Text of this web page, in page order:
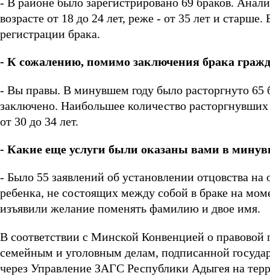
возрасте от 18 до 24 лет, реже - от 35 лет и
регистрации брака.
- К сожалению, помимо заключения брака
- Вы правы. В минувшем году было расторгнуто 65
заключено. Наибольшее количество
от 30 до 34 лет.
- Какие еще услуги были оказаны вами в
- Было 55 заявлений об установлении отцовства
ребенка, не состоящих между собой в браке на
изъявили желание поменять фамилию и двое имя.
В соответствии с Минской Конвенцией о
семейным и уголовным делам, подписанной
через Управление ЗАГС Республики Адыгея на